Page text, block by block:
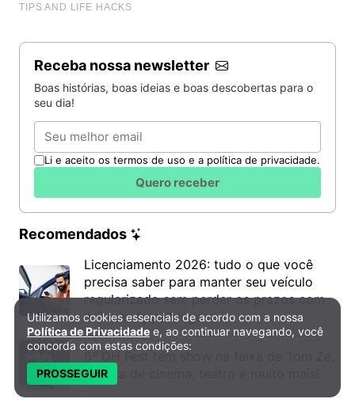
Receba nossa newsletter
Boas histórias, boas ideias e boas descobertas para o
seu dia!
Email
Li e aceito os termos de uso e a política de privacidade.
Quero receber
Recomendados
Licenciamento 2026: tudo o que você
precisa saber para manter seu veículo
regularizado sem perder os prazos com
o Super App Gringo
6º DH Fest tem show na faixa de Tom Zé,
mostra de cinema, teatro e muito mais!
Política de Privacidade e Cookies
Utilizamos cookies essenciais de acordo com a nossa
Política de Privacidade e, ao continuar navegando, você
concorda com estas condições:
PROSSEGUIR